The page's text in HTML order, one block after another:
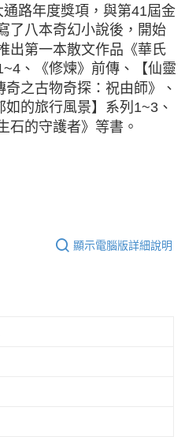
路年度獎項，與第41屆金
了八本奇幻小說後，開始
出第一本散文作品《華氏
、《修煉》前傳、【仙靈
之古物奇探：祝由師》、
的旅行風景】系列1~3、
石的守護者》等書。
顯示電腦版詳細說明